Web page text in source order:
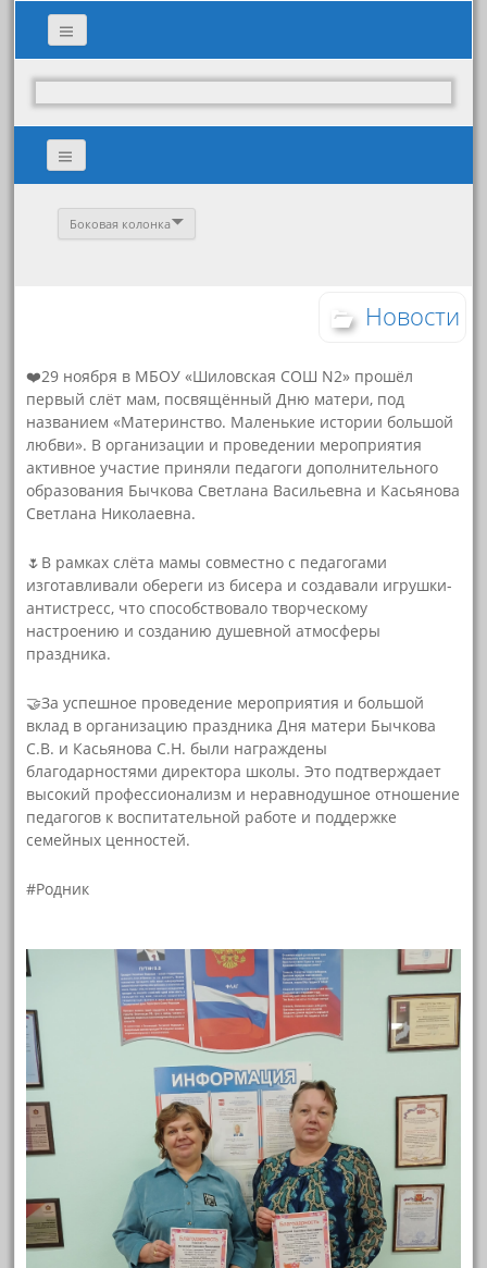
Боковая колонка
Новости
❤️29 ноября в МБОУ «Шиловская СОШ N2» прошёл
первый слёт мам, посвящённый Дню матери, под
названием «Материнство. Маленькие истории большой
любви». В организации и проведении мероприятия
активное участие приняли педагоги дополнительного
образования Бычкова Светлана Васильевна и Касьянова
Светлана Николаевна.
🌷В рамках слёта мамы совместно с педагогами
изготавливали обереги из бисера и создавали игрушки-
антистресс, что способствовало творческому
настроению и созданию душевной атмосферы
праздника.
🤝За успешное проведение мероприятия и большой
вклад в организацию праздника Дня матери Бычкова
С.В. и Касьянова С.Н. были награждены
благодарностями директора школы. Это подтверждает
высокий профессионализм и неравнодушное отношение
педагогов к воспитательной работе и поддержке
семейных ценностей.
#Родник